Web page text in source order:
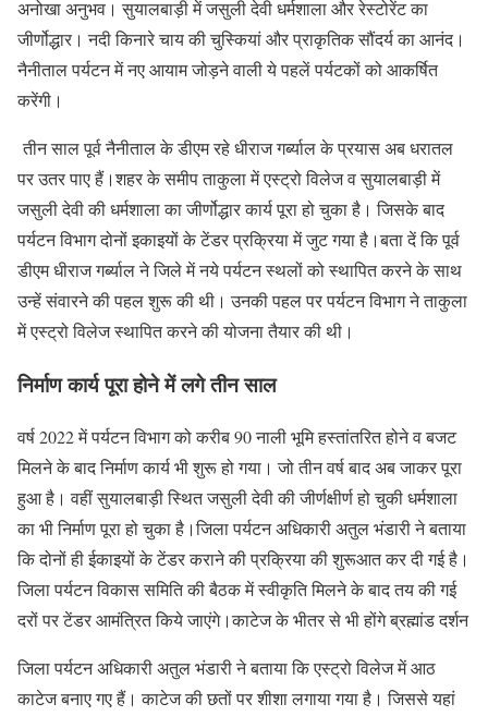
अनोखा अनुभव। सुयालबाड़ी में जसुली देवी धर्मशाला और रेस्टोरेंट का
जीर्णोद्धार। नदी किनारे चाय की चुस्कियां और प्राकृतिक सौंदर्य का आनंद।
नैनीताल पर्यटन में नए आयाम जोड़ने वाली ये पहलें पर्यटकों को आकर्षित
करेंगी।
तीन साल पूर्व नैनीताल के डीएम रहे धीराज गर्ब्याल के प्रयास अब धरातल
पर उतर पाए हैं।शहर के समीप ताकुला में एस्ट्रो विलेज व सुयालबाड़ी में
जसुली देवी की धर्मशाला का जीर्णोद्धार कार्य पूरा हो चुका है। जिसके बाद
पर्यटन विभाग दोनों इकाइयों के टेंडर प्रक्रिया में जुट गया है।बता दें कि पूर्व
डीएम धीराज गर्ब्याल ने जिले में नये पर्यटन स्थलों को स्थापित करने के साथ
उन्हें संवारने की पहल शुरू की थी। उनकी पहल पर पर्यटन विभाग ने ताकुला
में एस्ट्रो विलेज स्थापित करने की योजना तैयार की थी।
निर्माण कार्य पूरा होने में लगे तीन साल
वर्ष 2022 में पर्यटन विभाग को करीब 90 नाली भूमि हस्तांतरित होने व बजट
मिलने के बाद निर्माण कार्य भी शुरू हो गया। जो तीन वर्ष बाद अब जाकर पूरा
हुआ है। वहीं सुयालबाड़ी स्थित जसुली देवी की जीर्णक्षीर्ण हो चुकी धर्मशाला
का भी निर्माण पूरा हो चुका है।जिला पर्यटन अधिकारी अतुल भंडारी ने बताया
कि दोनों ही ईकाइयों के टेंडर कराने की प्रक्रिया की शुरूआत कर दी गई है।
जिला पर्यटन विकास समिति की बैठक में स्वीकृति मिलने के बाद तय की गई
दरों पर टेंडर आमंत्रित किये जाएंगे।काटेज के भीतर से भी होंगे ब्रह्मांड दर्शन
जिला पर्यटन अधिकारी अतुल भंडारी ने बताया कि एस्ट्रो विलेज में आठ
काटेज बनाए गए हैं। काटेज की छतों पर शीशा लगाया गया है। जिससे यहां